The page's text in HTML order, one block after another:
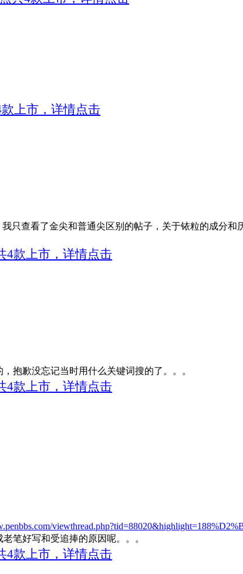
上市，详情点击
只查看了金尖和普通尖区别的帖子，关于铱粒的成分
4款上市，详情点击
抱歉没忘记当时用什么关键词搜的了。。。
4款上市，详情点击
笔好写和受追捧的原因呢。。。
4款上市，详情点击